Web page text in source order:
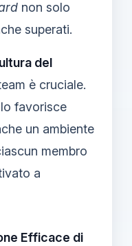
non solo
superati.
del
è cruciale.
favorisce
un ambiente
membro
a
Efficace di